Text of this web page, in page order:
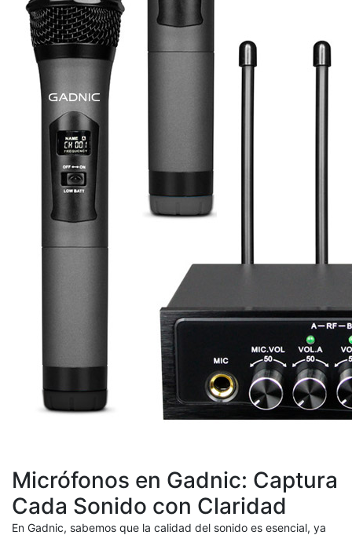
Micrófonos en Gadnic: Captura
Cada Sonido con Claridad
En Gadnic, sabemos que la calidad del sonido es esencial, ya